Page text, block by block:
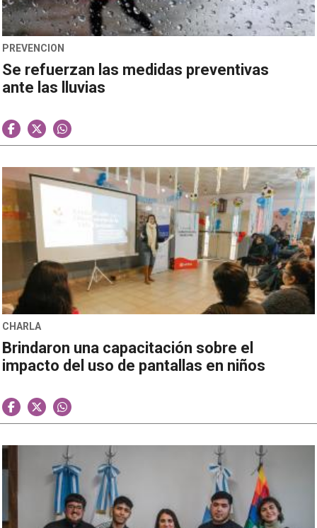
PREVENCION
Se refuerzan las medidas preventivas
ante las lluvias
CHARLA
Brindaron una capacitación sobre el
impacto del uso de pantallas en niños